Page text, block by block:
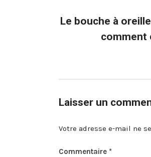
Le bouche à
comment
Laisser un
Votre adresse e-mail ne
Commentaire *